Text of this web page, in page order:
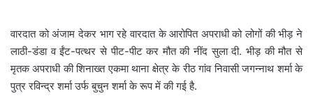
वारदात को अंजाम देकर भाग रहे वारदात के आरोपित अपराधी को लोगों की भीड़ ने
लाठी-डंडा व ईंट-पत्थर से पीट-पीट कर मौत की नींद सुला दी. भीड़ की मौत से
मृतक अपराधी की शिनाख्त एकमा थाना क्षेत्र के रीठ गांव निवासी जगन्नाथ शर्मा के
पुत्र रविन्द्र शर्मा उर्फ बुचुन शर्मा के रूप में की गई है.